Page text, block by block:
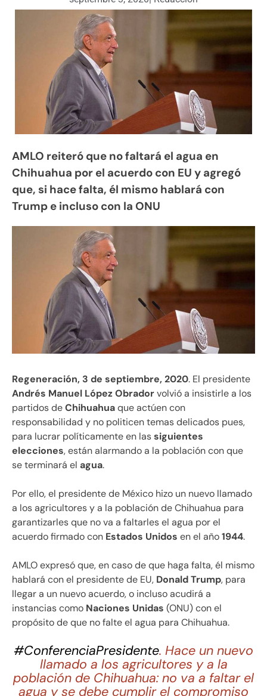
AMLO reiteró que no faltará el agua en
Chihuahua por el acuerdo con EU y agregó
que, si hace falta, él mismo hablará con
Trump e incluso con la ONU
Regeneración, 3 de septiembre, 2020. El presidente
Andrés Manuel López Obradorvolvió a insistirle a los
partidos deChihuahuaque actúen con
responsabilidad y no politicen temas delicados pues,
para lucrar políticamente en lassiguientes
elecciones, están alarmando a la población con que
se terminará el agua.
Por ello, el presidente de México hizo un nuevo llamado
a los agricultores y a la población de Chihuahua para
garantizarles que no va a faltarles el agua por el
acuerdo firmado con Estados Unidos en el año1944.
AMLO expresó que, en caso de que haga falta, él mismo
hablará con el presidente de EU, Donald Trump, para
llegar a un nuevo acuerdo, o incluso acudirá a
instancias como Naciones Unidas (ONU) con el
propósito de que no falte el agua para Chihuahua.
#ConferenciaPresidente. Hace un nuevo
llamado a los agricultores y a la
población de Chihuahua: no va a faltar el
agua y se debe cumplir el compromiso